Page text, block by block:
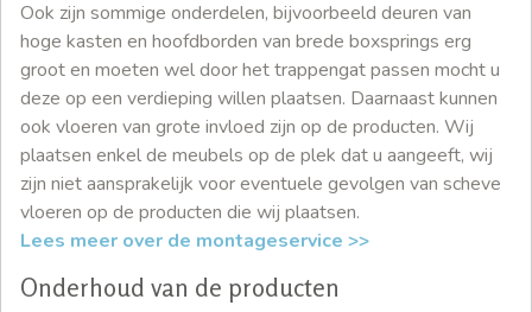
Ook zijn sommige onderdelen, bijvoorbeeld deuren van
hoge kasten en hoofdborden van brede boxsprings erg
groot en moeten wel door het trappengat passen mocht u
deze op een verdieping willen plaatsen. Daarnaast kunnen
ook vloeren van grote invloed zijn op de producten. Wij
plaatsen enkel de meubels op de plek dat u aangeeft, wij
zijn niet aansprakelijk voor eventuele gevolgen van scheve
vloeren op de producten die wij plaatsen.
Lees meer over de montageservice >>
Onderhoud van de producten